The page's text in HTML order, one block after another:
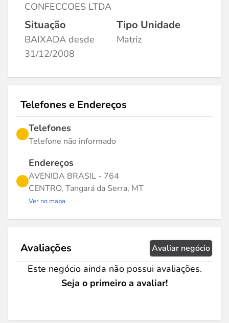
CONFECCOES LTDA
Situação
BAIXADA desde
31/12/2008
Tipo Unidade
Matriz
Telefones e Endereços
Telefones
Telefone não informado
Endereços
AVENIDA BRASIL - 764
CENTRO, Tangará da Serra, MT
Ver no mapa
Avaliações Avaliar negócio
Este negócio ainda não possui avaliações.
Seja o primeiro a avaliar!